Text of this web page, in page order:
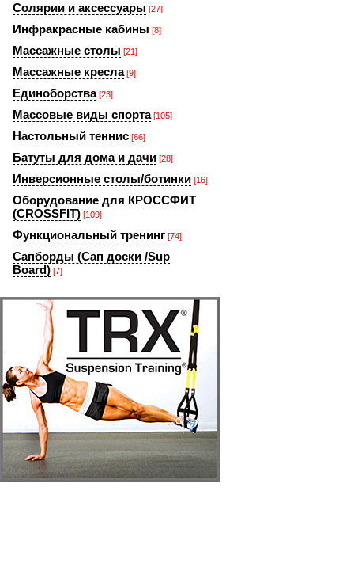
Солярии и аксессуары [27]
Инфракрасные кабины [8]
Массажные столы [21]
Массажные кресла [9]
Единоборства [23]
Массовые виды спорта [105]
Настольный теннис [66]
Батуты для дома и дачи [28]
Инверсионные столы/ботинки [16]
Оборудование для КРОССФИТ
(CROSSFIT) [109]
Функциональный тренинг [74]
Сапборды (Сап доски /Sup
Board) [7]